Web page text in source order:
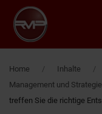
Zum Hauptinhalt
Home Inhalte
Management und Strategie
treffen Sie die richtige